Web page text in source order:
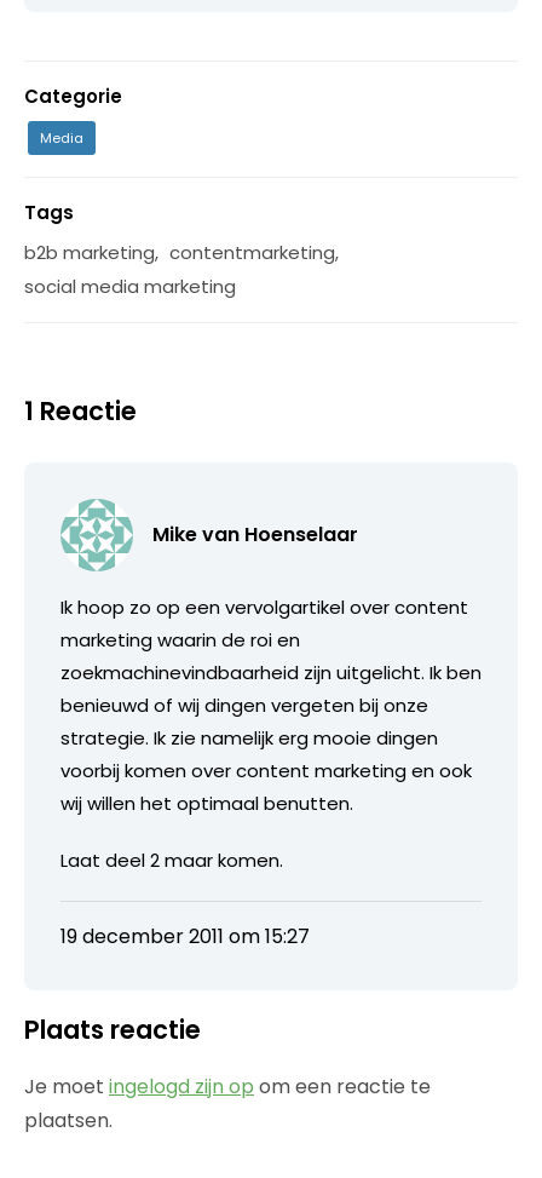
Categorie
Media
Tags
b2b marketing, contentmarketing,
social media marketing
1 Reactie
Mike van Hoenselaar
Ik hoop zo op een vervolgartikel over content
marketing waarin de roi en
zoekmachinevindbaarheid zijn uitgelicht. Ik ben
benieuwd of wij dingen vergeten bij onze
strategie. Ik zie namelijk erg mooie dingen
voorbij komen over content marketing en ook
wij willen het optimaal benutten.
Laat deel 2 maar komen.
19 december 2011 om 15:27
Plaats reactie
Je moet ingelogd zijn op om een reactie te
plaatsen.